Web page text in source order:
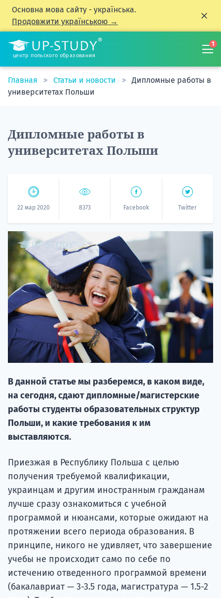
Основна мова сайту - українська.
Продовжити українською →
центр польского образования
1
Главная Статьи и новости
Дипломные работы в
университетах Польши
Дипломные работы в
университетах Польши
22 мар 2020 8373 Facebook Twitter
В данной статье мы разберемся, в каком виде,
на сегодня, сдают дипломные/магистерские
работы студенты образовательных структур
Польши, и какие требования к им
выставляются.
Приезжая в Республику Польша с целью
получения требуемой квалификации,
украинцам и другим иностранным гражданам
лучше сразу ознакомиться с учебной
программой и нюансами, которые ожидают на
протяжении всего периода образования. В
принципе, никого не удивляет, что завершение
учебы не происходит само по себе по
истечению отведенного программой времени
(бакалавриат — 3-3.5 года, магистратура — 1.5-2
НАБОР